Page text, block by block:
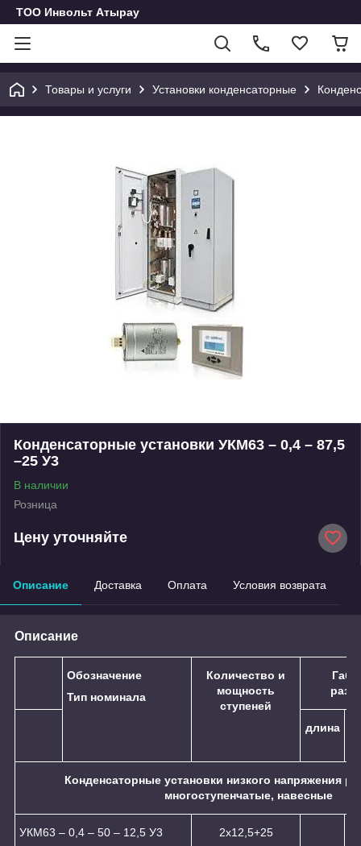
ТОО Инвольт Атырау
Товары и услуги Установки конденсаторные
Конденсаторные установки УКМ63 – 0,4 – 87,5
–25 У3
В наличии
Розница
Цену уточняйте
Описание Доставка Оплата Условия возврата
Описание
Обозначение
Тип номинала
Количество и
мощность
ступеней
длина
Конденсаторные установки низкого напряжения
многоступенчатые, навесные
УКМ63 – 0,4 – 50 – 12,5 У3 2x12,5+25